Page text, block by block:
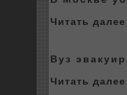
Читать
Вуз
Читать